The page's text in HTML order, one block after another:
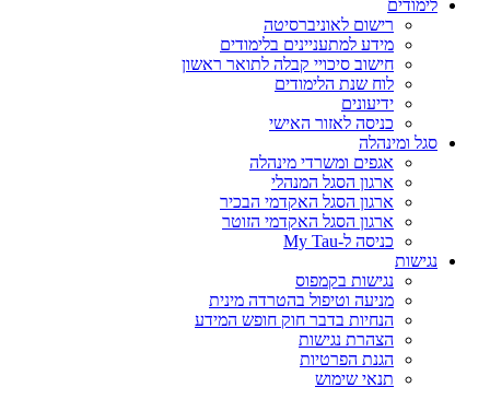
לימודים
רישום לאוניברסיטה
מידע למתעניינים בלימודים
חישוב סיכויי קבלה לתואר ראשון
לוח שנת הלימודים
ידיעונים
כניסה לאזור האישי
סגל ומינהלה
אגפים ומשרדי מינהלה
ארגון הסגל המנהלי
ארגון הסגל האקדמי הבכיר
ארגון הסגל האקדמי הזוטר
כניסה ל-My Tau
נגישות
נגישות בקמפוס
מניעה וטיפול בהטרדה מינית
הנחיות בדבר חוק חופש המידע
הצהרת נגישות
הגנת הפרטיות
תנאי שימוש